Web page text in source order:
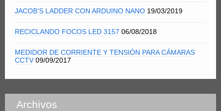
JACOB’S LADDER CON ARDUINO NANO 19/03/2019
RECICLANDO FOCOS LED 3157 06/08/2018
MEDIDOR DE CORRIENTE Y TENSIÓN PARA CÁMARAS
CCTV 09/09/2017
Archivos